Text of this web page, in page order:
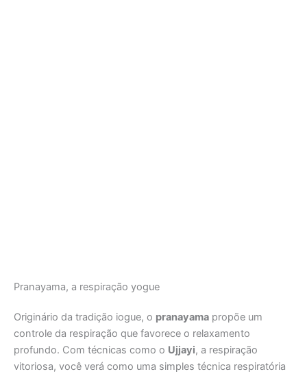
Pranayama, a respiração yogue
Originário da tradição iogue, o pranayama propõe um
controle da respiração que favorece o relaxamento
profundo. Com técnicas como o Ujjayi, a respiração
vitoriosa, você verá como uma simples técnica respiratória